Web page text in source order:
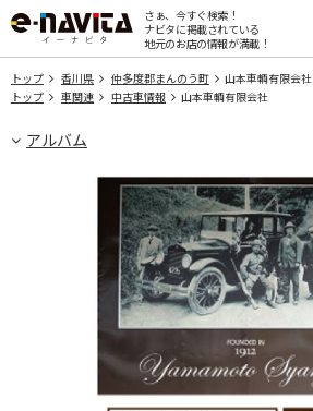
さぁ、今すぐ検索！
ナビタに掲載されている
地元のお店の情報が満載！
トップ 香川県 仲多度郡まんのう町
山本車輌有限会社
トップ
車関連 中古車情報 山本車輌有限会社
アルバム